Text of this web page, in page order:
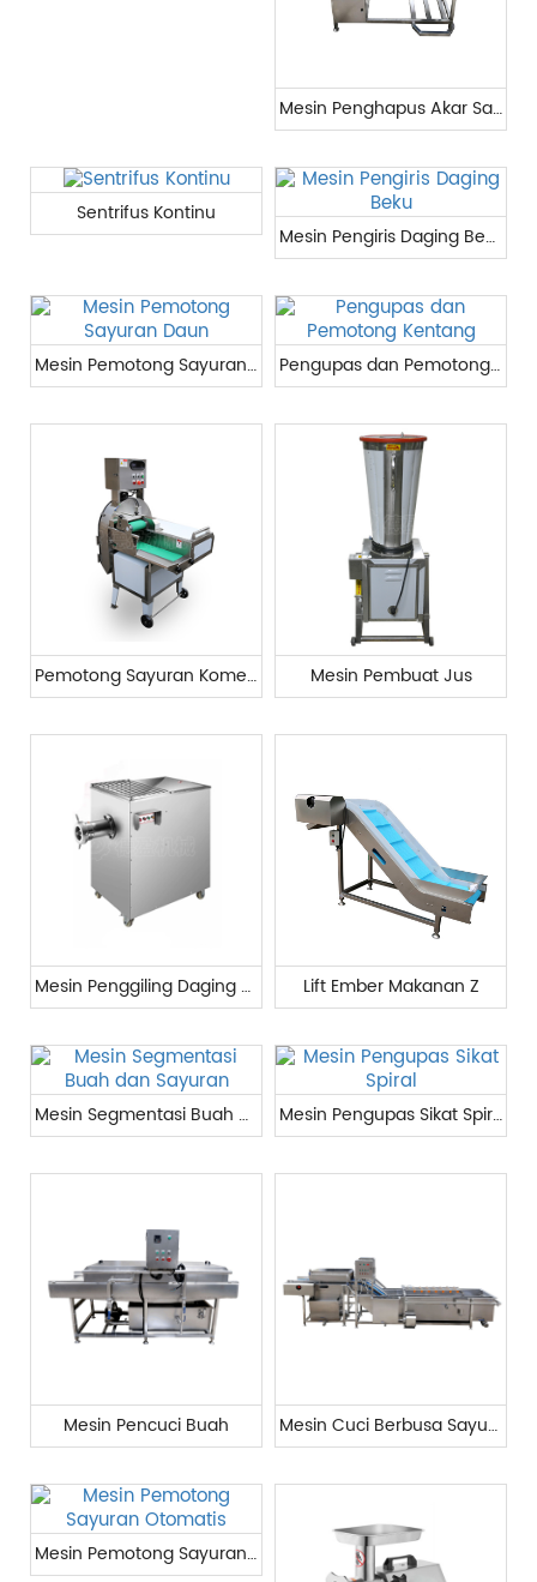
Mesin Penghapus Akar Sayuran
Sentrifus Kontinu
Mesin Pengiris Daging Beku
Mesin Pemotong Sayuran Daun Pengupas dan Pemotong Kentang
Pemotong Sayuran Komersial Mesin Pembuat Jus
Mesin Penggiling Daging Beku Lift Ember Makanan Z
Mesin Segmentasi Buah dan Sayuran Mesin Pengupas Sikat Spiral
Mesin Pencuci Buah Mesin Cuci Berbusa Sayuran
Mesin Pemotong Sayuran Otomatis